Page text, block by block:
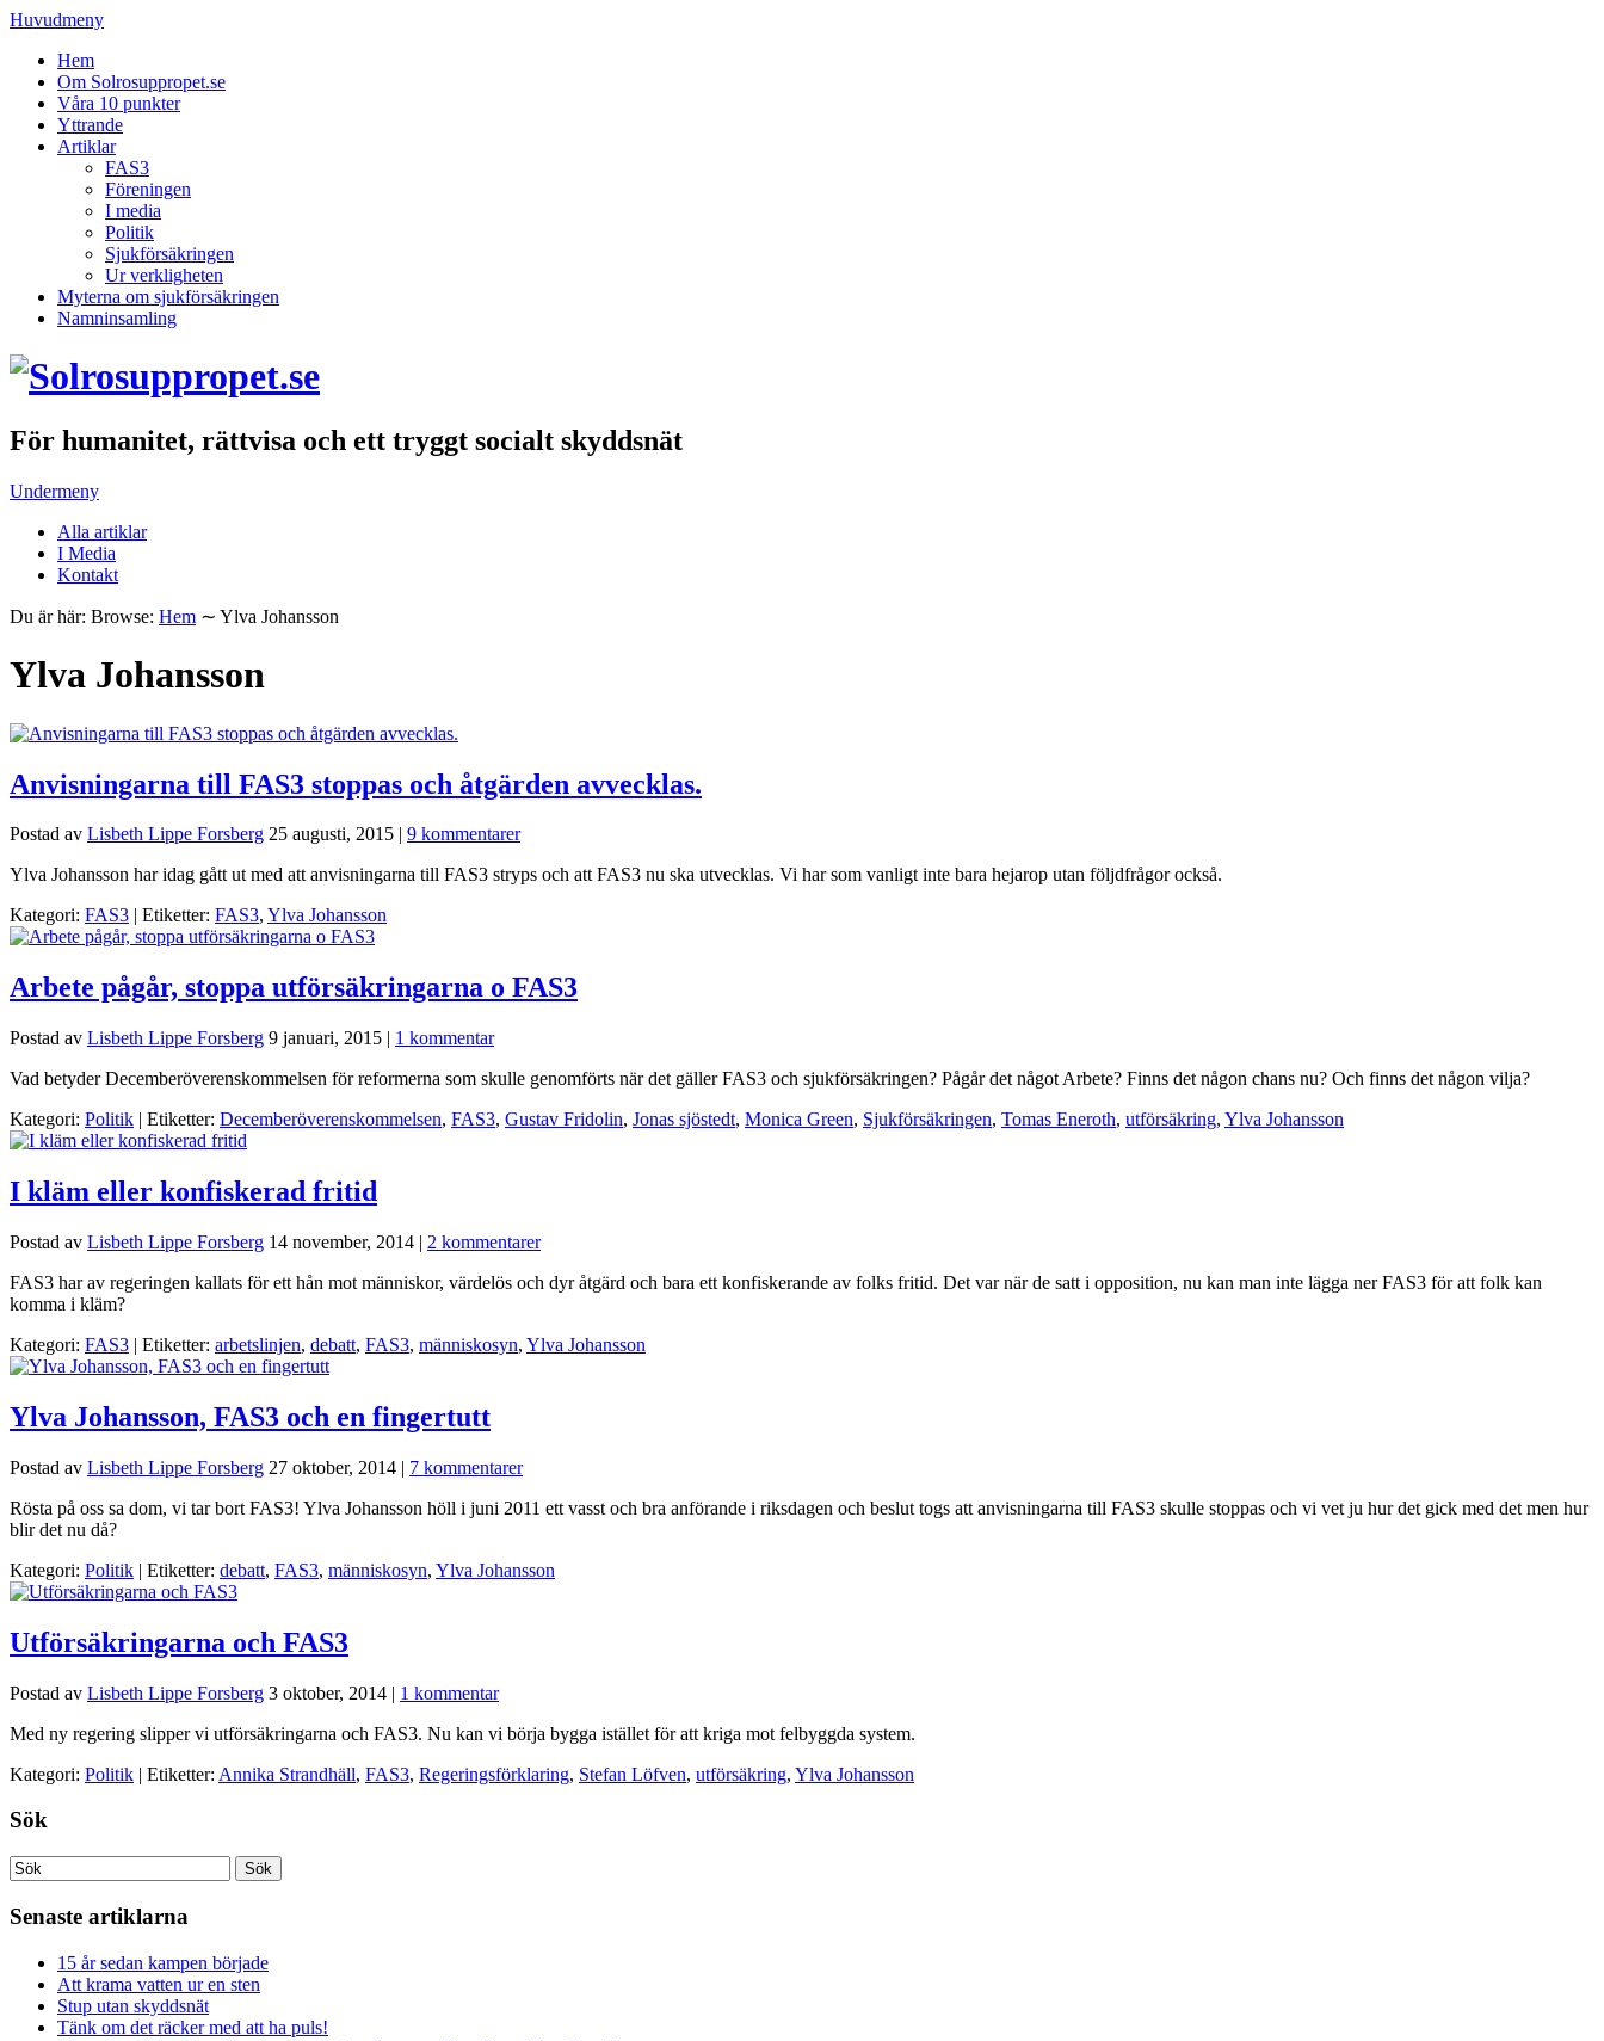
Huvudmeny
Hem
Om Solrosuppropet.se
Våra 10 punkter
Yttrande
Artiklar
FAS3
Föreningen
I media
Politik
Sjukförsäkringen
Ur verkligheten
Myterna om sjukförsäkringen
Namninsamling
För humanitet, rättvisa och ett tryggt socialt skyddsnät
Undermeny
Alla artiklar
I Media
Kontakt
Du är här: Browse: Hem ∼ Ylva Johansson
Ylva Johansson
Anvisningarna till FAS3 stoppas och åtgärden avvecklas.
Postad av Lisbeth Lippe Forsberg 25 augusti, 2015
9 kommentarer
Ylva Johansson har idag gått ut med att anvisningarna till FAS3 stryps och att FAS3 nu ska utvecklas. Vi har som vanligt inte bara hejarop utan följdfrågor också.
Kategori: FAS3 | Etiketter: FAS3, Ylva Johansson
Arbete pågår, stoppa utförsäkringarna o FAS3
Postad av Lisbeth Lippe Forsberg 9 januari, 2015 | 1 kommentar
Vad betyder Decemberöverenskommelsen för reformerna som skulle genomförts när det gäller FAS3 och sjukförsäkringen? Pågår det något Arbete? Finns det någon chans nu? Och finns det någon vilja?
Kategori: Politik | Etiketter: Decemberöverenskommelsen, FAS3, Gustav Fridolin, Jonas sjöstedt, Monica Green, Sjukförsäkringen, Tomas Eneroth, utförsäkring, Ylva Johansson
I kläm eller konfiskerad fritid
Postad av Lisbeth Lippe Forsberg 14 november, 2014 | 2 kommentarer
FAS3 har av regeringen kallats för ett hån mot människor, värdelös och dyr åtgärd och bara ett konfiskerande av folks fritid. Det var när de satt i opposition, nu kan man inte lägga ner FAS3 för att folk kan
komma i kläm?
Kategori: FAS3 | Etiketter: arbetslinjen, debatt, FAS3, människosyn, Ylva Johansson
Ylva Johansson, FAS3 och en fingertutt
Postad av Lisbeth Lippe Forsberg 27 oktober, 2014 | 7 kommentarer
Rösta på oss sa dom, vi tar bort FAS3! Ylva Johansson höll i juni 2011 ett vasst och bra anförande i riksdagen och beslut togs att anvisningarna till FAS3 skulle stoppas och vi vet ju hur det gick med det men hur
blir det nu då?
Kategori: Politik | Etiketter: debatt, FAS3, människosyn, Ylva Johansson
Utförsäkringarna och FAS3
Postad av Lisbeth Lippe Forsberg 3 oktober, 2014 | 1 kommentar
Med ny regering slipper vi utförsäkringarna och FAS3. Nu kan vi börja bygga istället för att kriga mot felbyggda system.
Kategori: Politik | Etiketter: Annika Strandhäll, FAS3, Regeringsförklaring, Stefan Löfven, utförsäkring, Ylva Johansson
Sök
Senaste artiklarna
15 år sedan kampen började
Att krama vatten ur en sten
Stup utan skyddsnät
Tänk om det räcker med att ha puls!